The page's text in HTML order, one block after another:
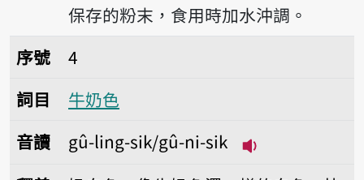
保存的粉末，食用時加水沖調。
序號4牛奶色
序號
4
詞目
牛奶色
音讀
gû-ling-sik/gû-ni-sik